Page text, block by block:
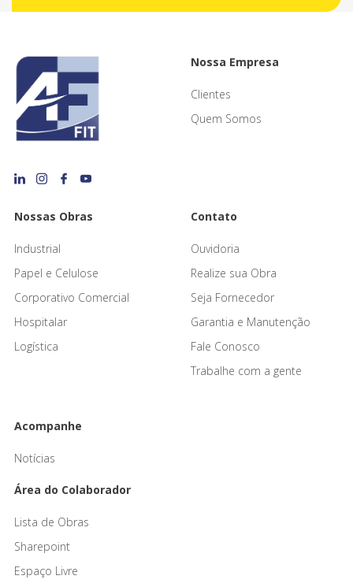
Nossa Empresa
Clientes
Quem Somos
Nossas Obras
Industrial
Papel e Celulose
Corporativo Comercial
Hospitalar
Logística
Contato
Ouvidoria
Realize sua Obra
Seja Fornecedor
Garantia e Manutenção
Fale Conosco
Trabalhe com a gente
Acompanhe
Notícias
Área do Colaborador
Lista de Obras
Sharepoint
Espaço Livre